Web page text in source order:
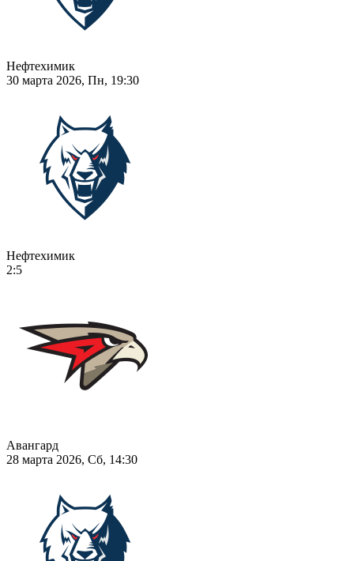
Нефтехимик
30 марта 2026, Пн, 19:30
Нефтехимик
2:5
Авангард
28 марта 2026, Сб, 14:30